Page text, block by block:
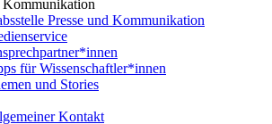
Kommunikation
Presse und Kommunikation
für Wissenschaftler*innen
und Stories
Kontakt